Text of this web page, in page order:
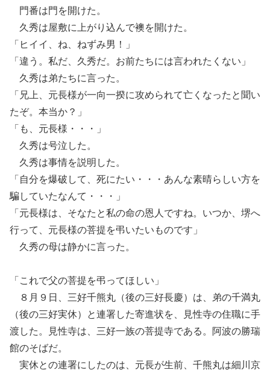
門番は門を開けた。
久秀は屋敷に上がり込んで襖を開けた。
「ヒイイ、ね、ねずみ男！」
「違う。私だ、久秀だ。お前たちには言われたくない」
久秀は弟たちに言った。
「兄上、元長様が一向一揆に攻められて亡くなったと聞い
たぞ。本当か？」
「も、元長様・・・」
久秀は号泣した。
久秀は事情を説明した。
「自分を爆破して、死にたい・・・あんな素晴らしい方を
騙していたなんて・・・」
「元長様は、そなたと私の命の恩人ですね。いつか、堺へ
行って、元長様の菩提を弔いたいものです」
久秀の母は静かに言った。
「これで父の菩提を弔ってほしい」
８月９日、三好千熊丸（後の三好長慶）は、弟の千満丸
（後の三好実休）と連署した寄進状を、見性寺の住職に手
渡した。見性寺は、三好一族の菩提寺である。阿波の勝瑞
館のそばだ。
実休との連署にしたのは、元長が生前、千熊丸は細川京